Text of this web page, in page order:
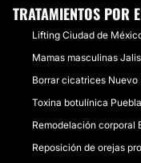
TRATAMIENTOS POR
Lifting Ciudad de
Mamas masculinas
Borrar cicatrices Nuevo
Toxina botulínica Puebla
Remodelación corporal
Reposición de orejas